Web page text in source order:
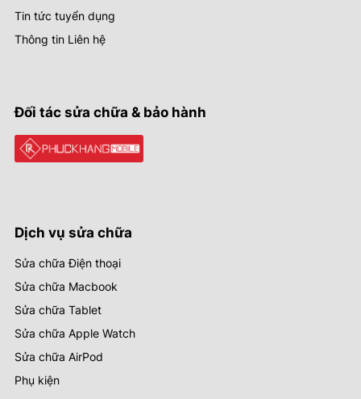
Tin tức tuyển dụng
Thông tin Liên hệ
Đối tác sửa chữa & bảo hành
Dịch vụ sửa chữa
Sửa chữa Điện thoại
Sửa chữa Macbook
Sửa chữa Tablet
Sửa chữa Apple Watch
Sửa chữa AirPod
Phụ kiện